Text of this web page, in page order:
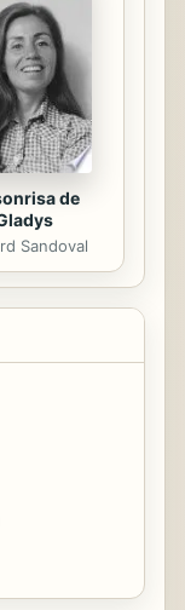
de
Sandoval